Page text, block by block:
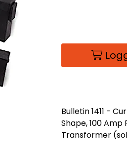
Bulletin 1411 -
Shape, 100
Transformer